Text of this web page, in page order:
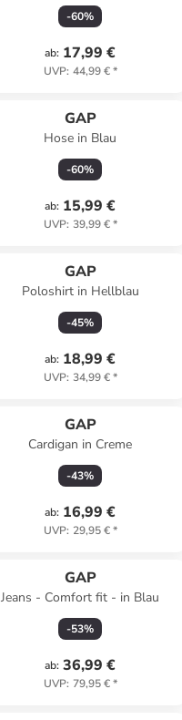
-60%
ab: 17,99 €
UVP: 44,99 €*
GAP
Hose in Blau
-60%
ab: 15,99 €
UVP: 39,99 €*
GAP
Poloshirt in Hellblau
-45%
ab: 18,99 €
UVP: 34,99 €*
GAP
Cardigan in Creme
-43%
ab: 16,99 €
UVP: 29,95 €*
GAP
Jeans - Comfort fit - in Blau
-53%
ab: 36,99 €
UVP: 79,95 €*